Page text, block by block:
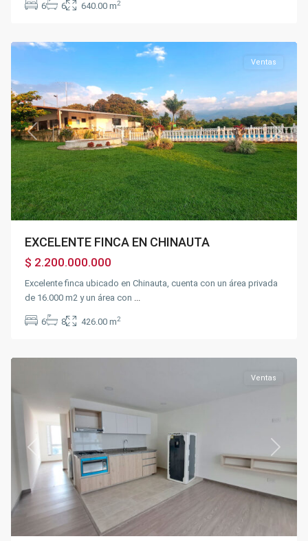
6 6 640.00 m2
Previous Next
Ventas
EXCELENTE FINCA EN CHINAUTA
$ 2.200.000.000
Excelente finca ubicado en Chinauta, cuenta con un área privada
de 16.000 m2 y un área con
6 8 426.00 m2
Previous Next
Ventas